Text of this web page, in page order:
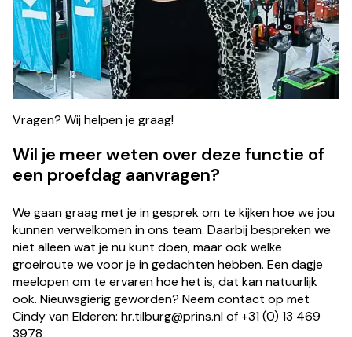
Vragen? Wij helpen je graag!
Wil je meer weten over deze functie of
een proefdag aanvragen?
We gaan graag met je in gesprek om te kijken hoe we jou
kunnen verwelkomen in ons team. Daarbij bespreken we
niet alleen wat je nu kunt doen, maar ook welke
groeiroute we voor je in gedachten hebben. Een dagje
meelopen om te ervaren hoe het is, dat kan natuurlijk
ook. Nieuwsgierig geworden? Neem contact op met
Cindy van Elderen:
ln.snirp
@grublit.rh
of +31 (0) 13 469
3978